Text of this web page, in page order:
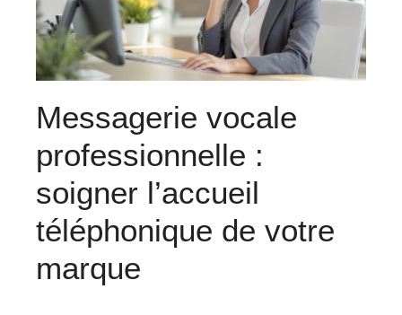
Messagerie vocale
professionnelle :
soigner l’accueil
téléphonique de votre
marque